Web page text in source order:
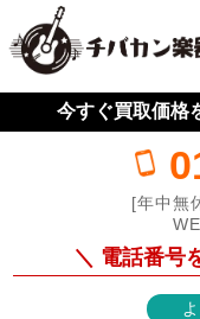
今すぐ買取価格
[年中無
＼ 電話番号